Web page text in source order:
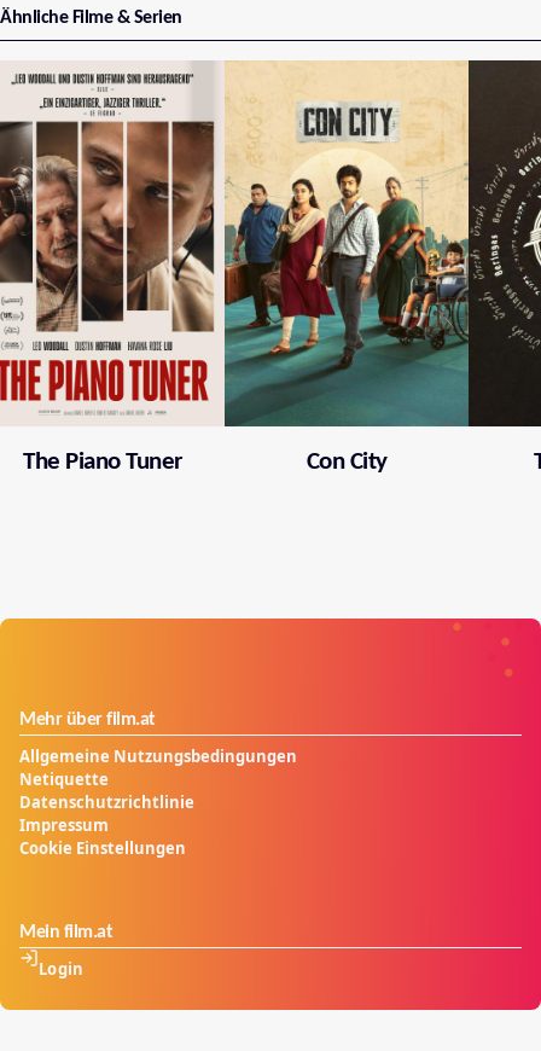
Ähnliche Filme & Serien
The Piano Tuner Con City
Mehr über film.at
Allgemeine Nutzungsbedingungen
Netiquette
Datenschutzrichtlinie
Impressum
Cookie Einstellungen
Mein film.at
Login